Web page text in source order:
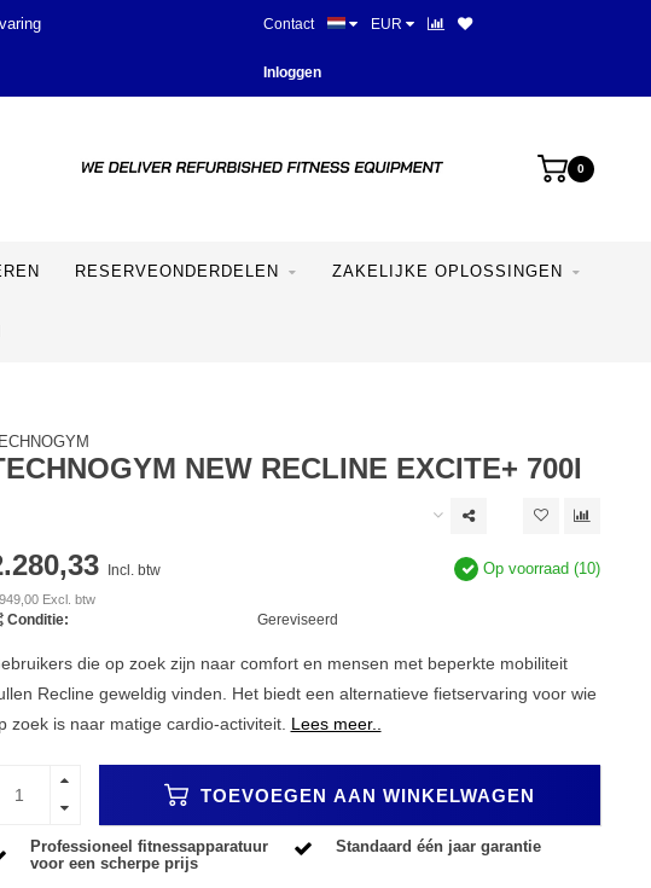
Beste prijzen en mooiste
Contact EUR
Inloggen
0
RESERVEONDERDELEN ZAKELIJKE OPLOSSINGEN
NEW RECLINE EXCITE+ 700I
Incl. btw
Excl. btw
Op voorraad (10)
Conditie: Gereviseerd
die op zoek zijn naar comfort en mensen met beperkte mobiliteit
Recline geweldig vinden. Het biedt een alternatieve fietservaring voor wie
zoek is naar matige cardio-activiteit. Lees meer..
TOEVOEGEN AAN WINKELWAGEN
Professioneel fitnessapparatuur
voor een scherpe prijs
Standaard één jaar garantie